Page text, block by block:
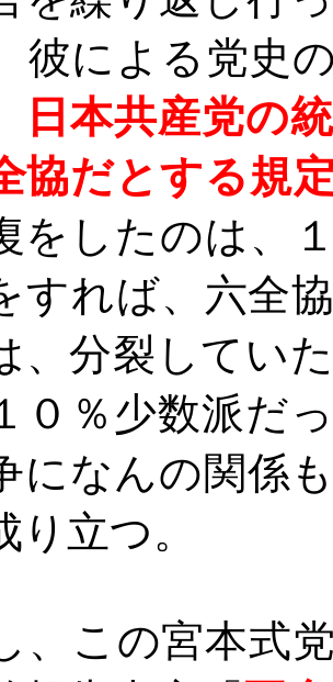
彼による党史
日本共産党の
協だとする規
をしたのは、
すれば、六全
、分裂してい
０％少数派だ
になんの関係
立つ。
この宮本式